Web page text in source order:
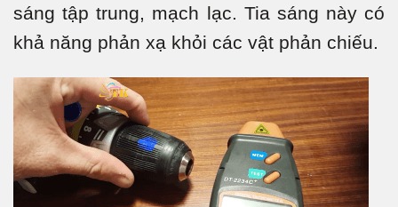
sáng tập trung, mạch lạc. Tia sáng này có
khả năng phản xạ khỏi các vật phản chiếu.